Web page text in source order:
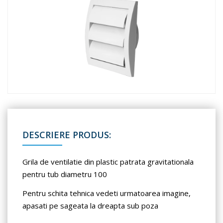
DESCRIERE PRODUS:
Grila de ventilatie din plastic patrata gravitationala
pentru tub diametru 100
Pentru schita tehnica vedeti urmatoarea imagine,
apasati pe sageata la dreapta sub poza